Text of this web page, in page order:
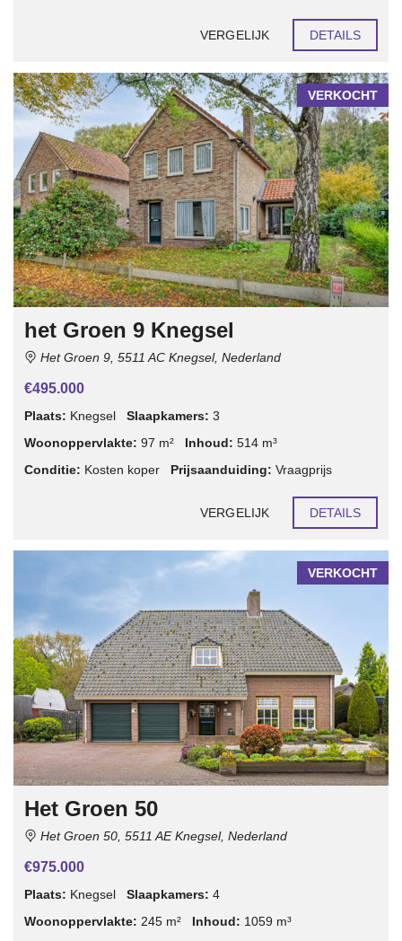
VERGELIJK DETAILS
VERKOCHT
het Groen 9 Knegsel
Het Groen 9, 5511 AC Knegsel, Nederland
€495.000
Plaats: Knegsel Slaapkamers: 3
Woonoppervlakte: 97 m² Inhoud: 514 m³
Conditie: Kosten koper Prijsaanduiding: Vraagprijs
VERGELIJK DETAILS
VERKOCHT
Het Groen 50
Het Groen 50, 5511 AE Knegsel, Nederland
€975.000
Plaats: Knegsel Slaapkamers: 4
Woonoppervlakte: 245 m² Inhoud: 1059 m³